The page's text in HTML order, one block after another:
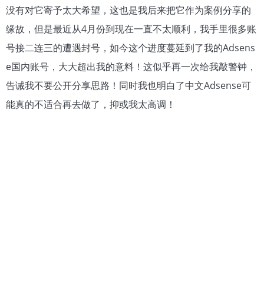
没有对它寄予太大希望，这也是我后来把它作为案例分享的
缘故，但是最近从4月份到现在一直不太顺利，我手里很多账
号接二连三的遭遇封号，如今这个进度蔓延到了我的Adsens
e国内账号，大大超出我的意料！这似乎再一次给我敲警钟，
告诫我不要公开分享思路！同时我也明白了中文Adsense可
能真的不适合再去做了，抑或我太高调！